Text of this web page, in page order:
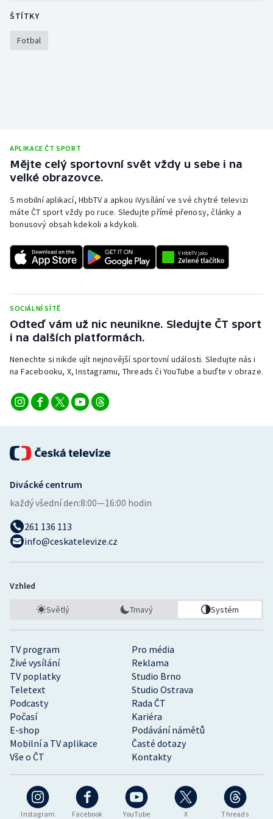
ŠTÍTKY
Fotbal
APLIKACE ČT SPORT
Mějte celý sportovní svět vždy u sebe i na
velké obrazovce.
S mobilní aplikací, HbbTV a apkou iVysílání ve své chytré televizi
máte ČT sport vždy po ruce. Sledujte přímé přenosy, články a
bonusový obsah kdekoli a kdykoli.
SOCIÁLNÍ SÍTĚ
Odteď vám už nic neunikne. Sledujte ČT sport
i na dalších platformách.
Nenechte si nikde ujít nejnovější sportovní události. Sledujte nás i
na Facebooku, X, Instagramu, Threads či YouTube a buďte v obraze.
Instagram Facebook YouTube X Threads
TV program
Pro média
Živé vysílání
Reklama
TV poplatky
Studio Brno
Teletext
Studio Ostrava
Podcasty
Rada ČT
Počasí
Kariéra
E-shop
Podávání námětů
Mobilní a TV aplikace
Časté dotazy
Vše o ČT
Kontakty
Divácké centrum
každý všední den:8:00—16:00 hodin
261 136 113
info@ceskatelevize.cz
Vzhled
Světlý Tmavý Systém